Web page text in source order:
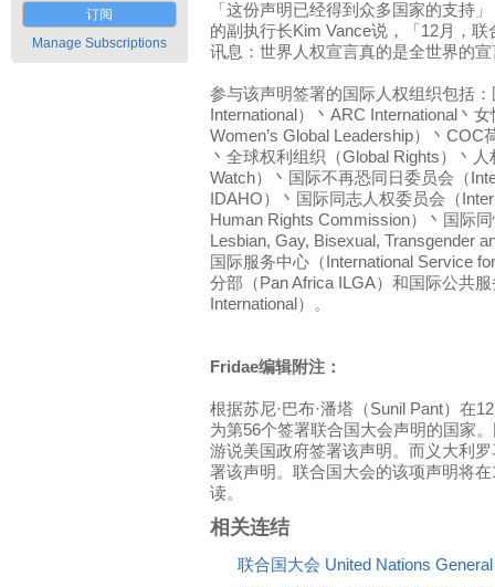
订阅
Manage Subscriptions
「这份声明已经得到众多国家的支持
的副执行长Kim Vance说，「12月，
讯息：世界人权宣言真的是全世界的
参与该声明签署的国际人权组织包括
International）丶ARC International丶
Women’s Global Leadership）丶
丶全球权利组织（Global Rights）丶
Watch）丶国际不再恐同日委员会（
IDAHO）丶国际同志人权委员会（
Human Rights Commission）丶国际
Lesbian, Gay, Bisexual, Transgender
国际服务中心（International Service
分部（Pan Africa ILGA）和国际公共
International）。
Fridae编辑附注：
根据苏尼·巴布·潘塔（Sunil Pant）在
为第56个签署联合国大会声明的国家
游说美国政府签署该声明。而义大利
署该声明。联合国大会的该项声明将
读。
相关连结
联合国大会 United Nations